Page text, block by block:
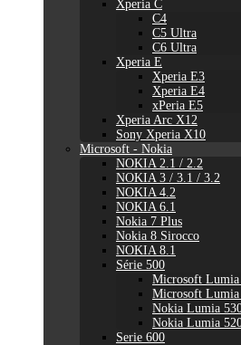
Xperia C
C4
C5 Ultra
C6 Ultra
Xperia E
Xperia E3
Xperia E4
xPeria E5
Xperia Arc X12
Sony Xperia X10
Microsoft - Nokia
NOKIA 2.1 / 2.2
NOKIA 3 / 3.1 / 3.2
NOKIA 4.2
NOKIA 6.1
Nokia 7 Plus
Nokia 8 Sirocco
NOKIA 8.1
Série 500
Microsoft Lumia
Microsoft Lumia
Nokia Lumia
Nokia Lumia
Serie 600